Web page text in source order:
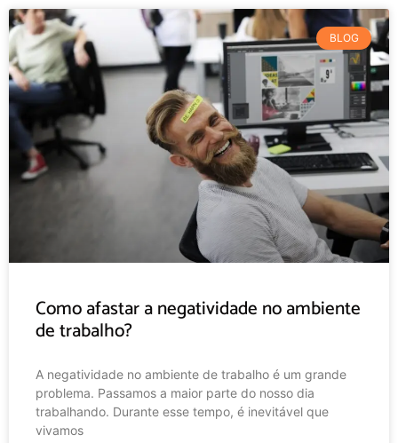
BLOG
Como afastar a negatividade no ambiente
de trabalho?
A negatividade no ambiente de trabalho é um grande
problema. Passamos a maior parte do nosso dia
trabalhando. Durante esse tempo, é inevitável que
vivamos